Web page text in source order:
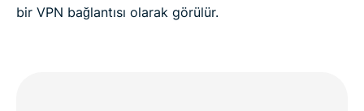
bir VPN bağlantısı olarak görülür.